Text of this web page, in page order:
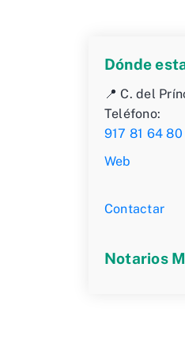
Dónde
📍 C. del
Teléfono:
917 81 64 80
Web
Contactar
Notarios